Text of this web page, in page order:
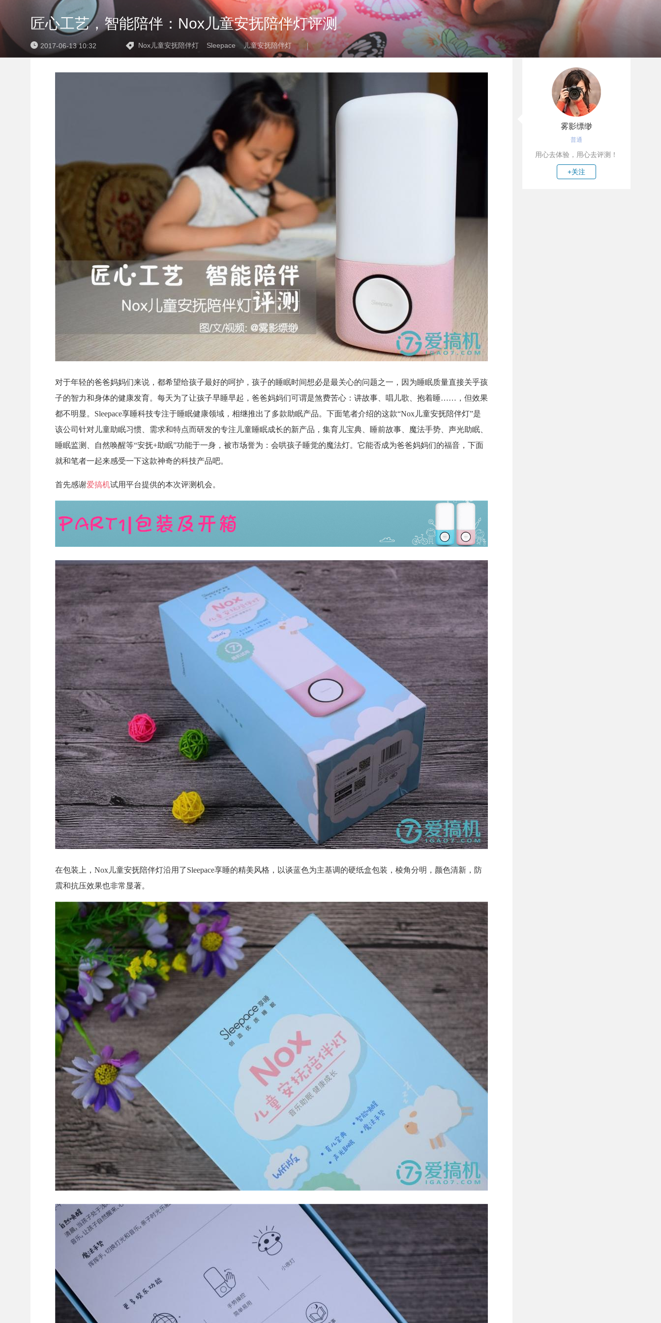
匠心工艺，智能陪伴：Nox儿童安抚陪伴灯评测
2017-06-13 10:32 Nox儿童安抚陪伴灯 Sleepace 儿童安抚陪伴灯
对于年轻的爸爸妈妈们来说，都希望给孩子最好的呵护，孩子的睡眠时间想必是最关心的问题之一，因为睡眠质量直接关乎孩
子的智力和身体的健康发育。每天为了让孩子早睡早起，爸爸妈妈们可谓是煞费苦心：讲故事、唱儿歌、抱着睡……，但效果
都不明显。Sleepace享睡科技专注于睡眠健康领域，相继推出了多款助眠产品。下面笔者介绍的这款“Nox儿童安抚陪伴灯”是
该公司针对儿童助眠习惯、需求和特点而研发的专注儿童睡眠成长的新产品，集育儿宝典、睡前故事、魔法手势、声光助眠、
睡眠监测、自然唤醒等“安抚+助眠”功能于一身，被市场誉为：会哄孩子睡觉的魔法灯。它能否成为爸爸妈妈们的福音，下面
就和笔者一起来感受一下这款神奇的科技产品吧。
首先感谢爱搞机试用平台提供的本次评测机会。
在包装上，Nox儿童安抚陪伴灯沿用了Sleepace享睡的精美风格，以谈蓝色为主基调的硬纸盒包装，棱角分明，颜色清新，防
震和抗压效果也非常显著。
雾影缥缈
普通
用心去体验，用心去评测！
+关注